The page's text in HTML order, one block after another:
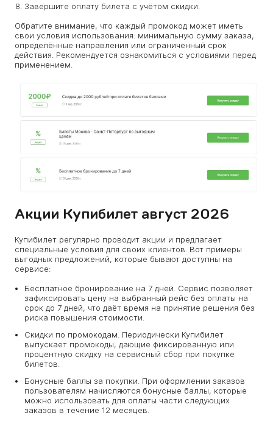
Завершите оплату билета с учётом скидки.
Обратите внимание, что каждый промокод может иметь
свои условия использования: минимальную сумму заказа,
определённые направления или ограниченный срок
действия. Рекомендуется ознакомиться с условиями перед
применением.
Акции Купибилет август 2026
Купибилет регулярно проводит акции и предлагает
специальные условия для своих клиентов. Вот примеры
выгодных предложений, которые бывают доступны на
сервисе:
Бесплатное бронирование на 7 дней. Сервис позволяет
зафиксировать цену на выбранный рейс без оплаты на
срок до 7 дней, что даёт время на принятие решения без
риска повышения стоимости.
Скидки по промокодам. Периодически Купибилет
выпускает промокоды, дающие фиксированную или
процентную скидку на сервисный сбор при покупке
билетов.
Бонусные баллы за покупки. При оформлении заказов
пользователям начисляются бонусные баллы, которые
можно использовать для оплаты части следующих
заказов в течение 12 месяцев.